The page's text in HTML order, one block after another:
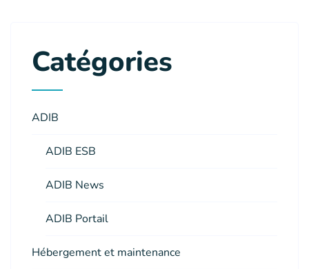
Catégories
ADIB
ADIB ESB
ADIB News
ADIB Portail
Hébergement et maintenance